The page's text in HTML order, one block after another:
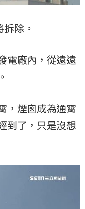
除。
電廠內，從遠遠
，煙囪成為通霄
到了，只是沒想